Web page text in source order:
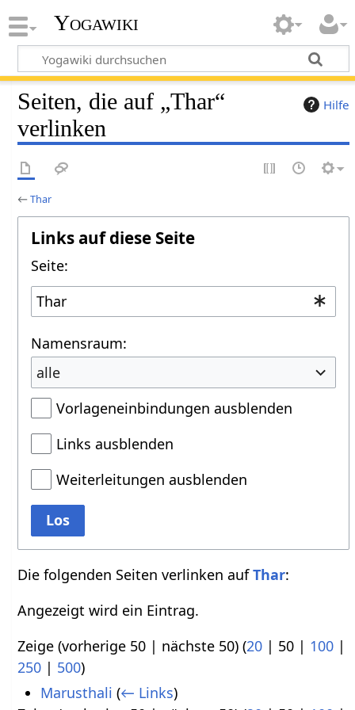
Yogawiki
Hilfe
Seiten, die auf „Thar“
verlinken
←Thar
Links auf diese Seite
Seite:
Namensraum:
alle
Vorlageneinbindungen ausblenden
Links ausblenden
Weiterleitungen ausblenden
Los
Die folgenden Seiten verlinken aufThar:
Angezeigt wird ein Eintrag.
Zeige (vorherige 50 | nächste 50) (20 | 50 | 100 |
250 | 500)
Marusthali (← Links)